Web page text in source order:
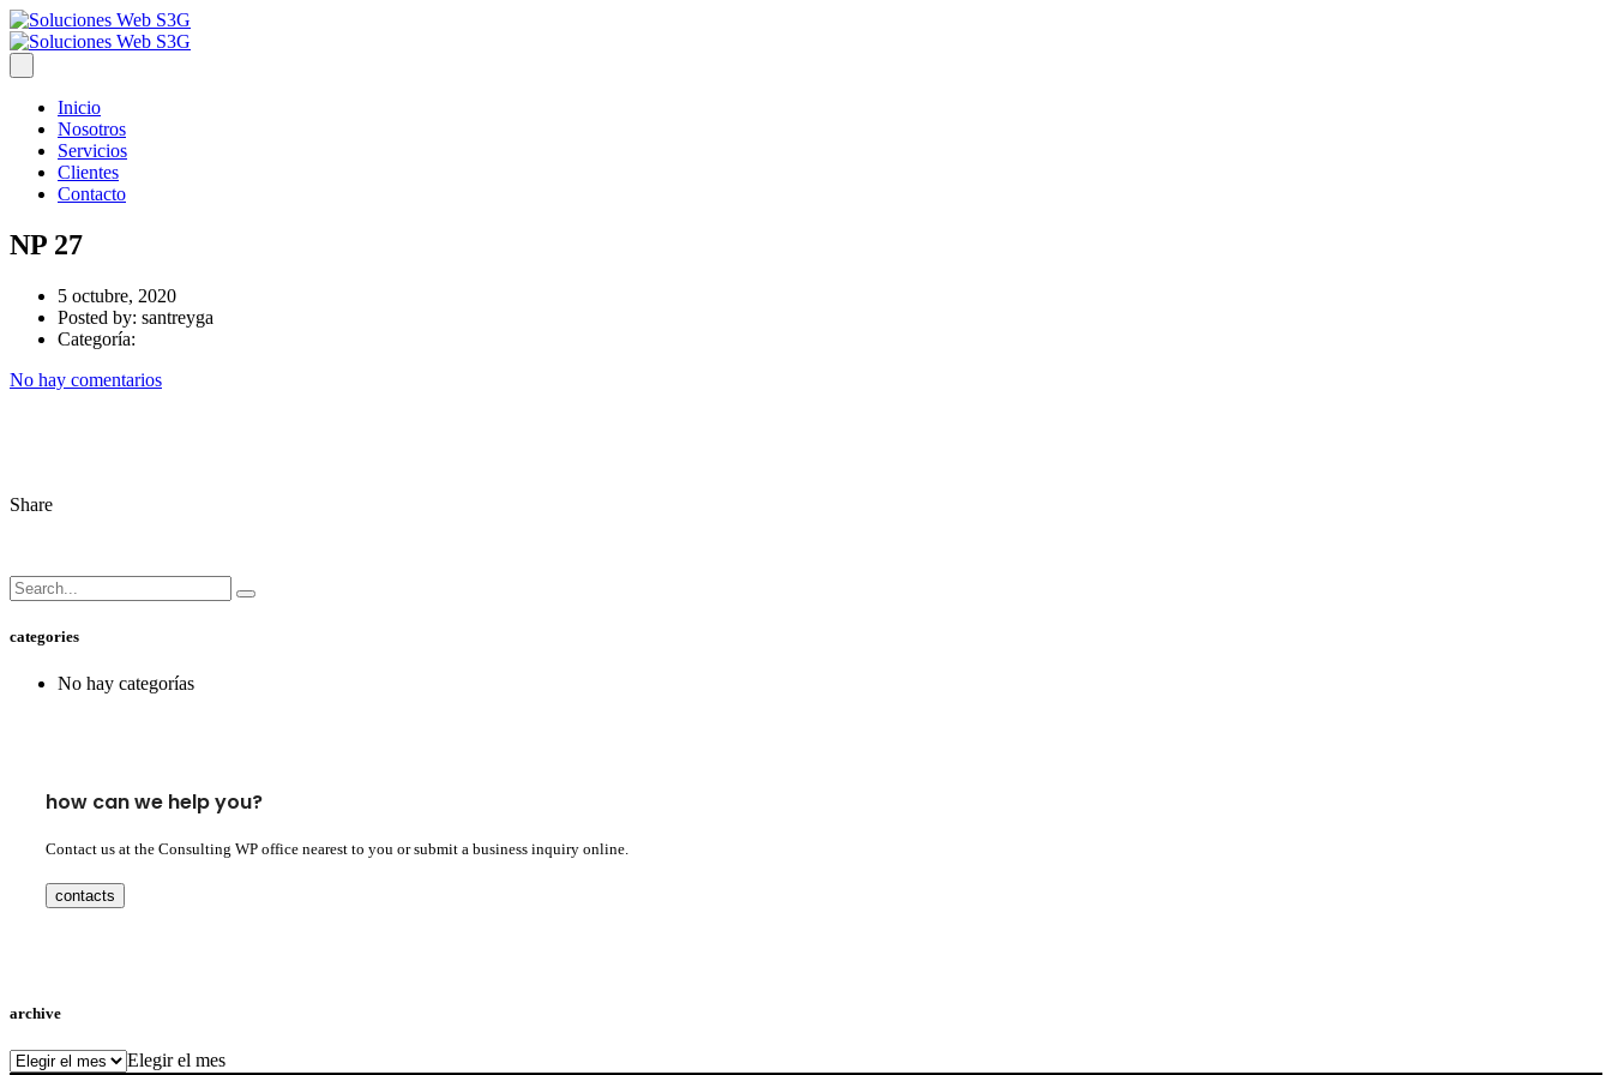
Inicio
Nosotros
Servicios
Clientes
Contacto
NP 27
5 octubre, 2020
Posted by: santreyga
Categoría:
No hay comentarios
Share
categories
No hay categorías
how can we help you?
Contact us at the Consulting WP office nearest to you or submit a business inquiry online.
contacts
archive
archive Elegir el mes